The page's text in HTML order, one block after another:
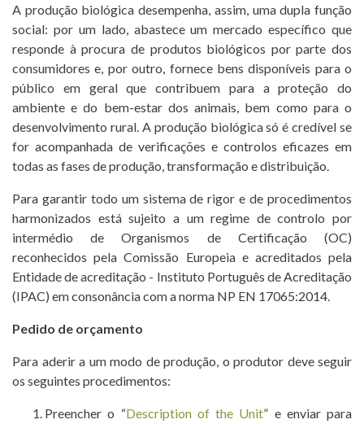
INSPECCIÓN
CURSOS
NOTICIAS
PROYECTOS
CONTACTOS
PLATAFORMA
DE E-
LEARNING
T. +351 268 625 026 | F.
+351 268 626 546 | E.
agricert@agricert.pt
A produção biológica desempenha, assim, uma dupla função
social: por um lado, abastece um mercado específico que
responde à procura de produtos biológicos por parte dos
consumidores e, por outro, fornece bens disponíveis para o
público em geral que contribuem para a proteção do
ambiente e do bem-estar dos animais, bem como para o
desenvolvimento rural. A produção biológica só é credível se
for acompanhada de verificações e controlos eficazes em
todas as fases de produção, transformação e distribuição.
Para garantir todo um sistema de rigor e de procedimentos
harmonizados está sujeito a um regime de controlo por
intermédio de Organismos de Certificação (OC)
reconhecidos pela Comissão Europeia e acreditados pela
Entidade de acreditação - Instituto Português de Acreditação
(IPAC) em consonância com a norma NP EN 17065:2014.
Pedido de orçamento
Para aderir a um modo de produção, o produtor deve seguir
os seguintes procedimentos:
Preencher o “Description of the Unit” e enviar para